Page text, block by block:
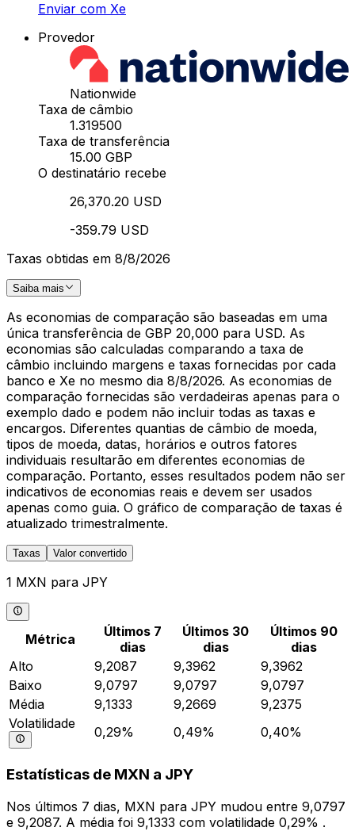
Enviar com Xe
Provedor
Nationwide
Taxa de câmbio
1.319500
Taxa de transferência
15.00 GBP
O destinatário recebe
26,370.20 USD
-359.79 USD
Taxas obtidas em 8/8/2026
Saiba mais
As economias de comparação são baseadas em uma
única transferência de GBP 20,000 para USD. As
economias são calculadas comparando a taxa de
câmbio incluindo margens e taxas fornecidas por cada
banco e Xe no mesmo dia 8/8/2026. As economias de
comparação fornecidas são verdadeiras apenas para o
exemplo dado e podem não incluir todas as taxas e
encargos. Diferentes quantias de câmbio de moeda,
tipos de moeda, datas, horários e outros fatores
individuais resultarão em diferentes economias de
comparação. Portanto, esses resultados podem não ser
indicativos de economias reais e devem ser usados
apenas como guia. O gráfico de comparação de taxas é
atualizado trimestralmente.
Taxas Valor convertido
1 MXN para JPY
Métrica
Últimos 7
dias
Últimos 30
dias
Últimos 90
dias
Alto
9,2087 9,3962
9,3962
Baixo
9,0797 9,0797
9,0797
Média
9,1333 9,2669
9,2375
Volatilidade
0,29% 0,49% 0,40%
Estatísticas de MXN a JPY
Nos últimos 7 dias, MXN para JPY mudou entre 9,0797
e 9,2087. A média foi 9,1333 com volatilidade 0,29% .